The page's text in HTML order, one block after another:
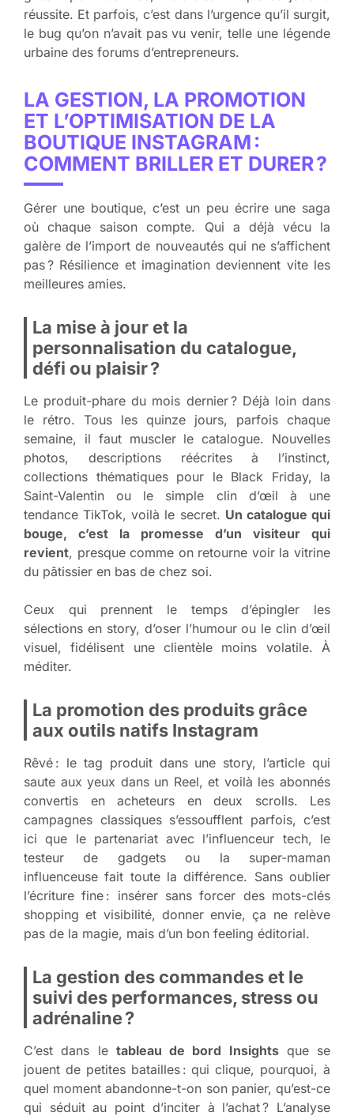
réussite. Et parfois, c’est dans l’urgence qu’il surgit,
le bug qu’on n’avait pas vu venir, telle une légende
urbaine des forums d’entrepreneurs.
LA GESTION, LA PROMOTION
ET L’OPTIMISATION DE LA
BOUTIQUE INSTAGRAM :
COMMENT BRILLER ET DURER ?
Gérer une boutique, c’est un peu écrire une saga
où chaque saison compte. Qui a déjà vécu la
galère de l’import de nouveautés qui ne s’affichent
pas ? Résilience et imagination deviennent vite les
meilleures amies.
La mise à jour et la
personnalisation du catalogue,
défi ou plaisir ?
Le produit-phare du mois dernier ? Déjà loin dans
le rétro. Tous les quinze jours, parfois chaque
semaine, il faut muscler le catalogue. Nouvelles
photos, descriptions réécrites à l’instinct,
collections thématiques pour le Black Friday, la
Saint-Valentin ou le simple clin d’œil à une
tendance TikTok, voilà le secret. Un catalogue qui
bouge, c’est la promesse d’un visiteur qui
revient, presque comme on retourne voir la vitrine
du pâtissier en bas de chez soi.
Ceux qui prennent le temps d’épingler les
sélections en story, d’oser l’humour ou le clin d’œil
visuel, fidélisent une clientèle moins volatile. À
méditer.
La promotion des produits grâce
aux outils natifs Instagram
Rêvé : le tag produit dans une story, l’article qui
saute aux yeux dans un Reel, et voilà les abonnés
convertis en acheteurs en deux scrolls. Les
campagnes classiques s’essoufflent parfois, c’est
ici que le partenariat avec l’influenceur tech, le
testeur de gadgets ou la super-maman
influenceuse fait toute la différence. Sans oublier
l’écriture fine : insérer sans forcer des mots-clés
shopping et visibilité, donner envie, ça ne relève
pas de la magie, mais d’un bon feeling éditorial.
La gestion des commandes et le
suivi des performances, stress ou
adrénaline ?
C’est dans le tableau de bord Insightsque se
jouent de petites batailles : qui clique, pourquoi, à
quel moment abandonne-t-on son panier, qu’est-ce
qui séduit au point d’inciter à l’achat ? L’analyse